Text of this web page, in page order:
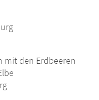
mit den Erdbeeren